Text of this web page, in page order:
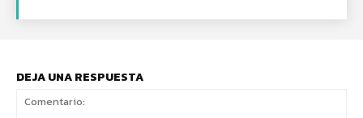
DEJA UNA RESPUESTA